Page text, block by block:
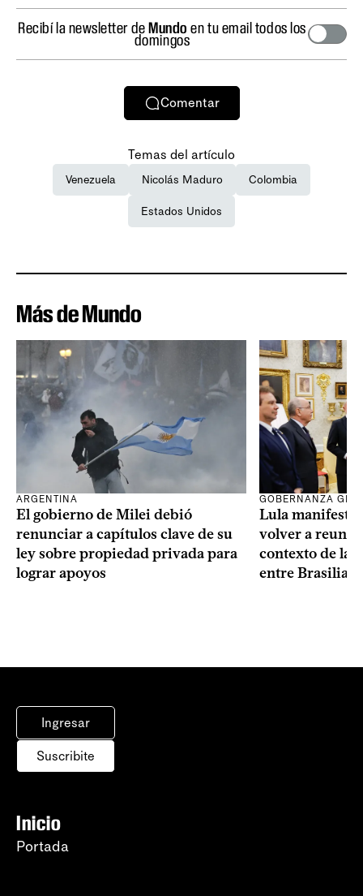
Recibí la newsletter deMundo en tu email todos los
domingos
Comentar
Temas del artículo
Venezuela Nicolás Maduro Colombia
Estados Unidos
Más de Mundo
ARGENTINA
El gobierno de Milei debió
renunciar a capítulos clave de su
ley sobre propiedad privada para
lograr apoyos
GOBERNANZA
Lula manifestó
volver a
contexto de la
entre Brasilia
Ingresar
Suscribite
Inicio
Portada